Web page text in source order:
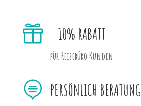
 10% RABATT
für Reisebüro Kunden
 PERSÖNLICH BERATUNG